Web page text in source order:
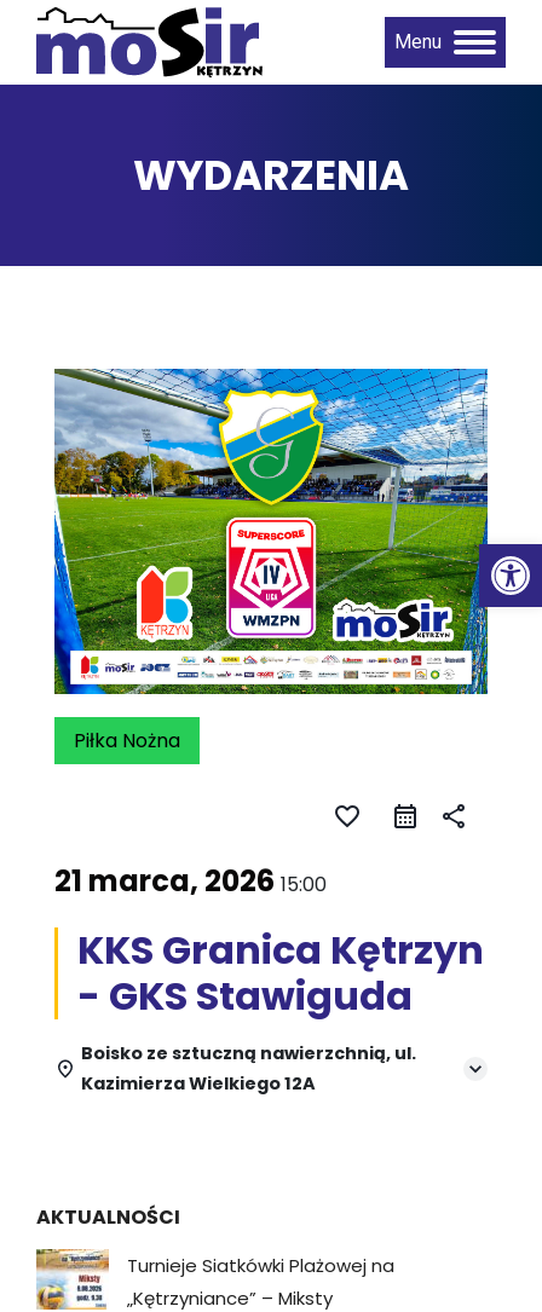
Menu
WYDARZENIA
Piłka Nożna
favorite_border share
21 marca, 2026 15:00
KKS Granica Kętrzyn
- GKS Stawiguda
Boisko ze sztuczną nawierzchnią, ul.
Kazimierza Wielkiego 12A
AKTUALNOŚCI
Turnieje Siatkówki Plażowej na
„Kętrzyniance” – Miksty